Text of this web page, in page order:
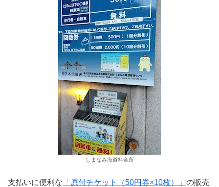
しまなみ海道料金所
支払いに便利な 「原付チケット（50円券×10枚）」 の販売